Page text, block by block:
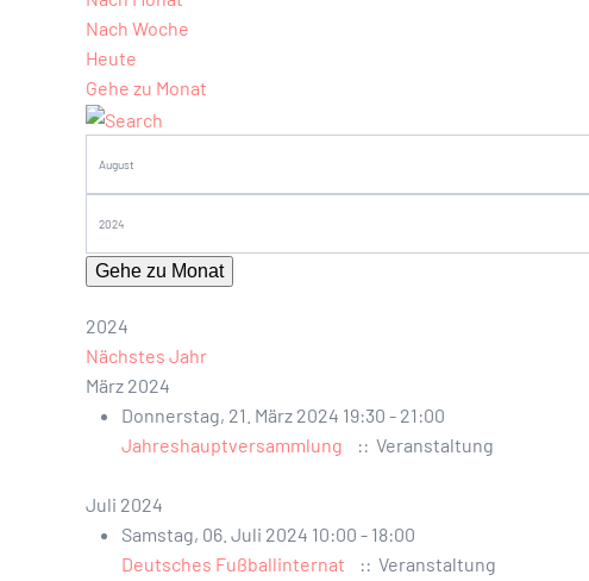
Nach Woche
Heute
Gehe zu Monat
Gehe zu Monat
2024
Nächstes Jahr
März 2024
Donnerstag, 21. März 2024 19:30 - 21:00
Jahreshauptversammlung
:: Veranstaltung
Juli 2024
Samstag, 06. Juli 2024 10:00 - 18:00
Deutsches Fußballinternat
:: Veranstaltung